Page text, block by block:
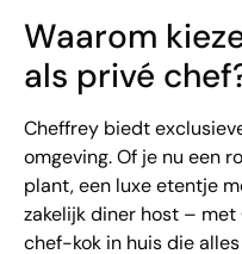
Waarom
als privé
Cheffrey biedt
omgeving. Of je nu een
plant, een luxe etentje
zakelijk diner host –
chef-kok in huis die